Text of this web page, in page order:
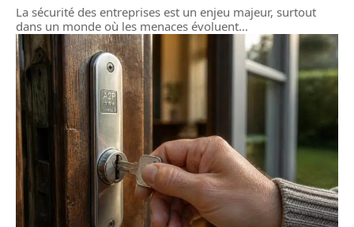
La sécurité des entreprises est un enjeu majeur, surtout
dans un monde où les menaces évoluent…